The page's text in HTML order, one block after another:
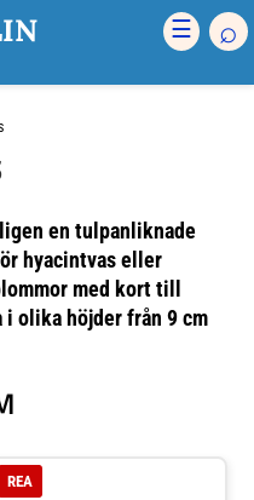
☰ ⌕
en tulpanliknade
hyacintvas eller
med kort till
i olika höjder från 9 cm
REA